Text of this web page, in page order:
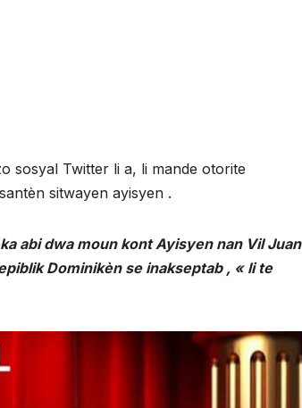
sosyal Twitter li a, li mande otorite
sitwayen ayisyen .
abi dwa moun kont Ayisyen nan Vil Juan
Dominikèn se inakseptab , « li te